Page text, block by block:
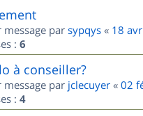
message par sypqys « 18
: 6
à conseiller?
message par jclecuyer « 02
: 4